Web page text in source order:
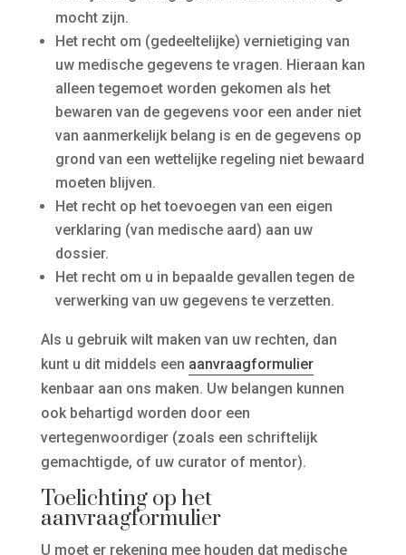
mocht zijn.
Het recht om (gedeeltelijke) vernietiging van
uw medische gegevens te vragen. Hieraan kan
alleen tegemoet worden gekomen als het
bewaren van de gegevens voor een ander niet
van aanmerkelijk belang is en de gegevens op
grond van een wettelijke regeling niet bewaard
moeten blijven.
Het recht op het toevoegen van een eigen
verklaring (van medische aard) aan uw
dossier.
Het recht om u in bepaalde gevallen tegen de
verwerking van uw gegevens te verzetten.
Als u gebruik wilt maken van uw rechten, dan
kunt u dit middels een aanvraagformulier
kenbaar aan ons maken. Uw belangen kunnen
ook behartigd worden door een
vertegenwoordiger (zoals een schriftelijk
gemachtigde, of uw curator of mentor).
Toelichting op het
aanvraagformulier
U moet er rekening mee houden dat medische